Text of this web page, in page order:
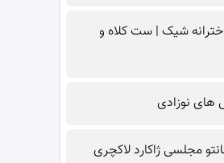
شیک | ست کلاه و
های نوزادی
مجلسی ژاکارد لاکچری